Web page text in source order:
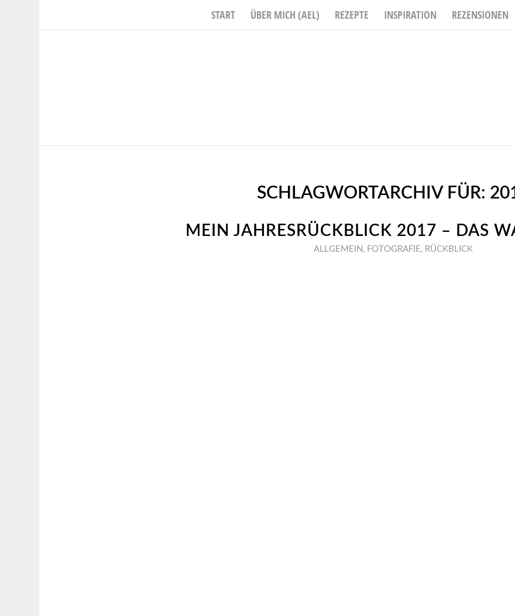
START ÜBER MICH (AEL) REZEPTE INSPIRATION REZENSIONEN
SCHLAGWORTARCHIV FÜR:
MEIN JAHRESRÜCKBLICK 2017 – DAS
ALLGEMEIN , FOTOGRAFIE, RÜCKBLICK